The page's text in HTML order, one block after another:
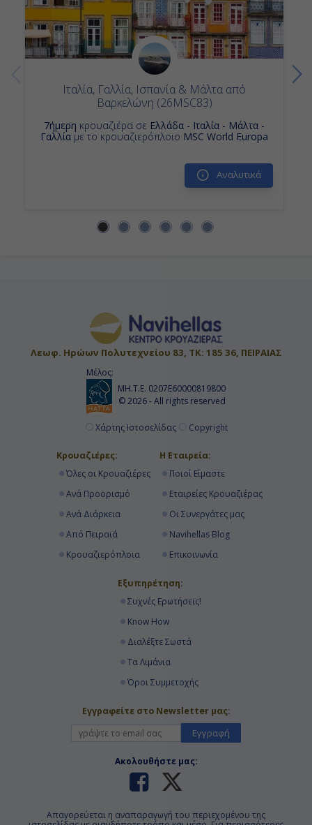
Ιταλία, Γαλλία, Ισπανία & Μάλτα από
Βαρκελώνη (26MSC83)
7ήμερη κρουαζιέρα σε Ελλάδα - Ιταλία - Μάλτα -
Γαλλία με το κρουαζιερόπλοιο MSC World Europa
Αναλυτικά
Λεωφ. Ηρώων Πολυτεχνείου 83, ΤΚ: 185 36, ΠΕΙΡΑΙΑΣ
Μέλος:
ΜΗ.Τ.Ε. 0207Ε60000819800
© 2026 - All rights reserved
Χάρτης Ιστοσελίδας Copyright
Κρουαζιέρες:
Όλες οι Κρουαζιέρες
Ανά Προορισμό
Ανά Διάρκεια
Από Πειραιά
Κρουαζιερόπλοια
Η Εταιρεία:
Ποιοί Είμαστε
Εταιρείες Κρουαζιέρας
Οι Συνεργάτες μας
Navihellas Blog
Επικοινωνία
Εξυπηρέτηση:
Συχνές Ερωτήσεις!
Know How
Διαλέξτε Σωστά
Τα Λιμάνια
Όροι Συμμετοχής
Εγγραφείτε στο Newsletter μας:
Εγγραφή
Ακολουθήστε μας:
Απαγορεύεται η αναπαραγωγή του περιεχομένου της